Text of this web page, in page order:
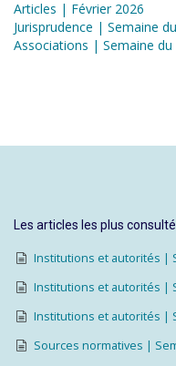
Articles | Février 2026
Jurisprudence | Semaine
Associations | Semaine du
Les articles les plus
Institutions et autorités |
Institutions et autorités |
Institutions et autorités |
Sources normatives |